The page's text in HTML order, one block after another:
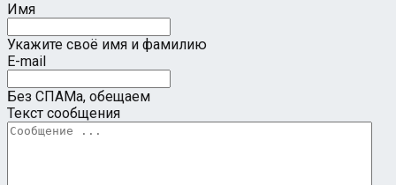
Имя
Укажите своё имя и фамилию
E-mail
Без СПАМа, обещаем
Текст сообщения